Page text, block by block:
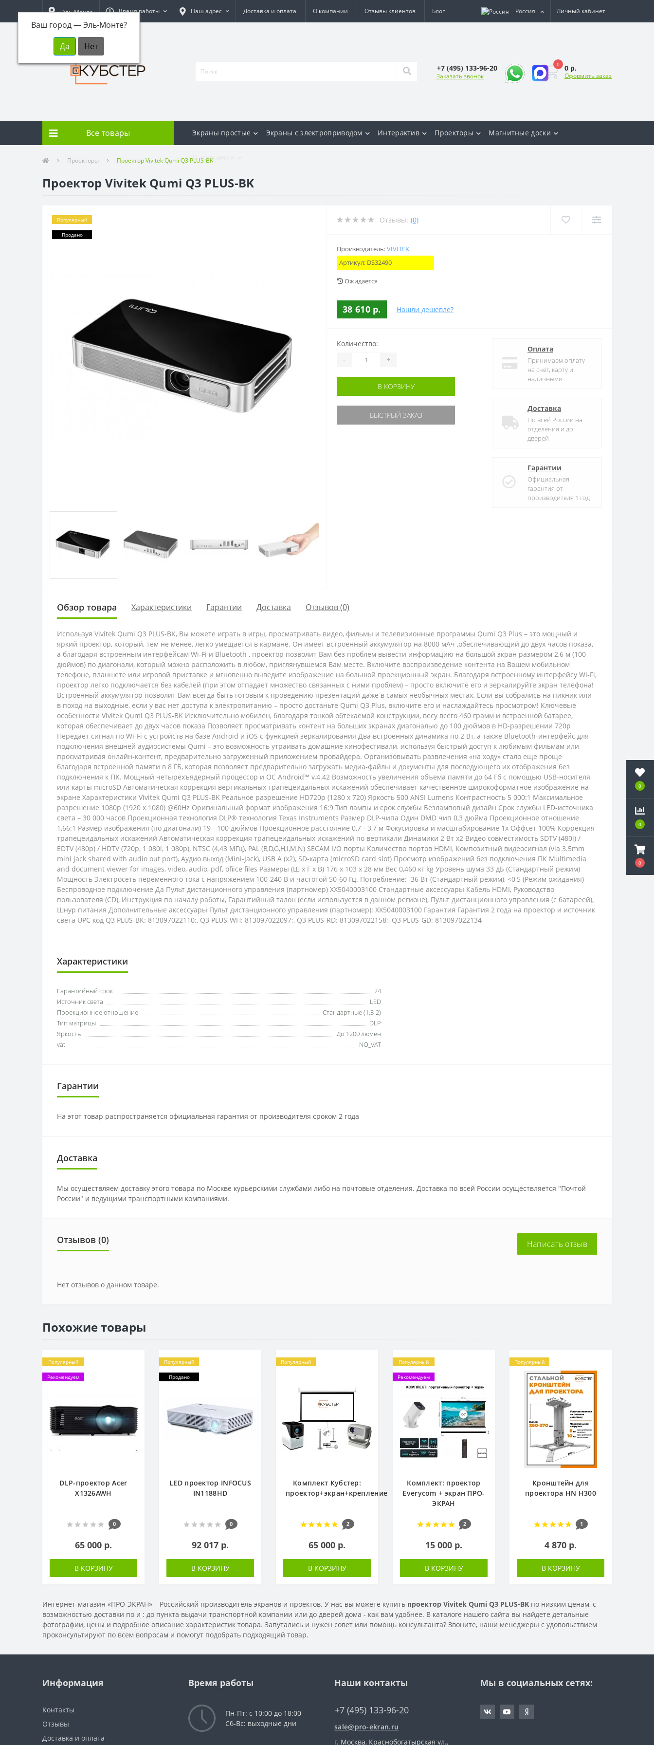
0
0
0
Эль-Монте
Ваш город —Эль-Монте?
Время работы Наш адрес Доставка и оплата О компании Отзывы клиентов Блог Россия Личный кабинет
+7 (495) 133-96-20
Заказать звонок
0 0 р.
Оформить заказ
Все товары Экраны простые Экраны с электроприводом Интерактив Проекторы Магнитные доски
О компании
Проекторы Проектор Vivitek Qumi Q3 PLUS-BK
Проектор Vivitek Qumi Q3 PLUS-BK
Популярный
Продано
Отзывы: (0)
Производитель:VIVITEK
Артикул: DS32490
Ожидается
38 610 р. Нашли дешевле?
Количество:
- +
В КОРЗИНУ
БЫСТРЫЙ ЗАКАЗ
Оплата
Принимаем оплату
на счет, карту и
наличными
Доставка
По всей России на
отделения и до
дверей
Гарантии
Официальная
гарантия от
производителя 1 год
Обзор товара Характеристики Гарантии Доставка Отзывов (0)
Используя Vivitek Qumi Q3 PLUS-BK, Вы можете играть в игры, просматривать видео, фильмы и телевизионные программы Qumi Q3 Plus – это мощный и
яркий проектор, который, тем не менее, легко умещается в кармане. Он имеет встроенный аккумулятор на 8000 мАч ,обеспечивающий до двух часов показа,
а благодаря встроенным интерфейсам Wi-Fi и Bluetooth , проектор позволит Вам без проблем вывести информацию на большой экран размером 2,6 м (100
дюймов) по диагонали, который можно расположить в любом, приглянувшемся Вам месте. Включите воспроизведение контента на Вашем мобильном
телефоне, планшете или игровой приставке и мгновенно выведите изображение на большой проекционный экран. Благодаря встроенному интерфейсу Wi-Fi,
проектор легко подключается без кабелей (при этом отпадает множество связанных с ними проблем) – просто включите его и зеркалируйте экран телефона!
Встроенный аккумулятор позволит Вам всегда быть готовым к проведению презентаций даже в самых необычных местах. Если вы собрались на пикник или
в поход на выходные, если у вас нет доступа к электропитанию – просто достаньте Qumi Q3 Plus, включите его и наслаждайтесь просмотром! Ключевые
особенности Vivitek Qumi Q3 PLUS-BK Исключительно мобилен, благодаря тонкой обтекаемой конструкции, весу всего 460 грамм и встроенной батарее,
которая обеспечивает до двух часов показа Позволяет просматривать контент на больших экранах диагональю до 100 дюймов в HD-разрешении 720p
Передаёт сигнал по Wi-Fi с устройств на базе Android и iOS с функцией зеркалирования Два встроенных динамика по 2 Вт, а также Bluetooth-интерфейс для
подключения внешней аудиосистемы Qumi – это возможность утраивать домашние кинофестивали, используя быстрый доступ к любимым фильмам или
просматривая онлайн-контент, предварительно загруженный приложением провайдера. Организовывать развлечения «на ходу» стало еще проще
благодаря встроенной памяти в 8 ГБ, которая позволяет предварительно загружать медиа-файлы и документы для последующего их отображения без
подключения к ПК. Мощный четырёхъядерный процессор и OC Android™ v.4.42 Возможность увеличения объёма памяти до 64 Гб с помощью USB-носителя
или карты microSD Автоматическая коррекция вертикальных трапецеидальных искажений обеспечивает качественное широкоформатное изображение на
экране Характеристики Vivitek Qumi Q3 PLUS-BK Реальное разрешение HD720p (1280 x 720) Яркость 500 ANSI Lumens Контрастность 5 000:1 Максимальное
разрешение 1080p (1920 x 1080) @60Hz Оригинальный формат изображения 16:9 Тип лампы и срок службы Безламповый дизайн Срок службы LED-источника
света – 30 000 часов Проекционная технология DLP® технология Texas Instruments Размер DLP-чипа Один DMD чип 0,3 дюйма Проекционное отношение
1,66:1 Размер изображения (по диагонали) 19 - 100 дюймов Проекционное расстояние 0,7 - 3,7 м Фокусировка и масштабирование 1x Оффсет 100% Коррекция
трапецеидальных искажений Автоматическая коррекция трапецеидальных искажений по вертикали Динамики 2 Вт x2 Видео совместимость SDTV (480i) /
EDTV (480p) / HDTV (720p, 1 080i, 1 080p), NTSC (4,43 МГц), PAL (B,D,G,H,I,M,N) SECAM I/O порты Количество портов HDMI, Композитный видеосигнал (via 3.5mm
mini jack shared with audio out port), Аудио выход (Mini-Jack), USB A (x2), SD-карта (microSD card slot) Просмотр изображений без подключения ПК Multimedia
and document viewer for images, video, audio, pdf, ofiice files Размеры (Ш х Г х В) 176 x 103 x 28 мм Вес 0,460 кг kg Уровень шума 33 дБ (Стандартный режим)
Мощность Электросеть переменного тока с напряжением 100-240 В и частотой 50-60 Гц. Потребление: 36 Вт (Стандартный режим), <0,5 (Режим ожидания)
Беспроводное подключение Да Пульт дистанционного управления (партномер) XX5040003100 Стандартные аксессуары Кабель HDMI, Руководство
пользователя (CD), Инструкция по началу работы, Гарантийный талон (если используется в данном регионе), Пульт дистанционного управления (с батареей),
Шнур питания Дополнительные аксессуары Пульт дистанционного управления (партномер): XX5040003100 Гарантия Гарантия 2 года на проектор и источник
света UPC код Q3 PLUS-BK: 813097022110;, Q3 PLUS-WH: 813097022097;, Q3 PLUS-RD: 813097022158;, Q3 PLUS-GD: 813097022134
Характеристики
Гарантийный срок
24
Источник света
LED
Проекционное отношение
Стандартные (1,3-2)
Тип матрицы
DLP
Яркость
До 1200 люмен
vat
NO_VAT
Гарантии
На этот товар распространяется официальная гарантия от производителя сроком 2 года
Доставка
Мы осуществляем доставку этого товара по Москве курьерскими службами либо на почтовые отделения. Доставка по всей России осуществляется "Почтой
России" и ведущими транспортными компаниями.
Отзывов (0) Написать отзыв
Нет отзывов о данном товаре.
Похожие товары
Популярный
Рекомендуем
DLP-проектор Acer
X1326AWH
0
65 000 р.
В КОРЗИНУ
Популярный
Продано
LED проектор INFOCUS
IN1188HD
0
92 017 р.
В КОРЗИНУ
Популярный
Комплект Кубстер:
проектор+экран+крепление
2
65 000 р.
В КОРЗИНУ
Популярный
Рекомендуем
Комплект: проектор
Everycom + экран ПРО-
ЭКРАН
2
15 000 р.
В КОРЗИНУ
Популярный
Кронштейн для
проектора HN H300
1
4 870 р.
В КОРЗИНУ
Интернет-магазин «ПРО-ЭКРАН» – Российский производитель экранов и проектов. У нас вы можете купить проектор Vivitek Qumi Q3 PLUS-BK по низким ценам, с
возможностью доставки по и : до пункта выдачи транспортной компании или до дверей дома - как вам удобнее. В каталоге нашего сайта вы найдете детальные
фотографии, цены и подробное описание характеристик товара. Запутались и нужен совет или помощь консультанта? Звоните, наши менеджеры с удовольствием
проконсультируют по всем вопросам и помогут подобрать подходящий товар.
Информация
Контакты
Отзывы
Доставка и оплата
Время работы
Пн-Пт: с 10:00 до 18:00
Сб-Вс: выходные дни
Наши контакты
+7 (495) 133-96-20
sale@pro-ekran.ru
г. Москва, Краснобогатырская ул.,
Мы в социальных сетях: